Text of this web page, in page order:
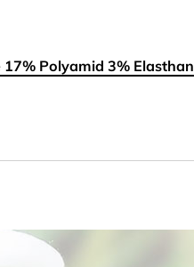
Polyamid 3% Elasthan